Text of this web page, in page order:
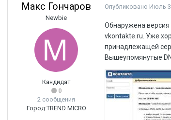
Макс Гончаров
Newbie
Кандидат
0
2 сообщения
Город:TREND MICRO
Опубликовано Июль
Обнаружена версия
vkontakte.ru. Уже
принадлежащей
Вышеупомянутые